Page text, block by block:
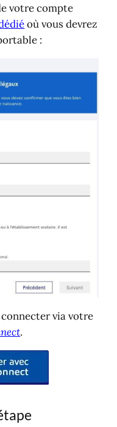
votre compte
où vous devrez
:
via votre
.